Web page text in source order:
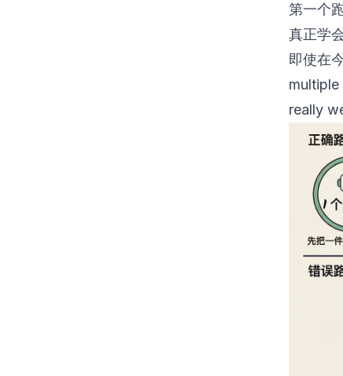
第一个
真正学
即使在
really